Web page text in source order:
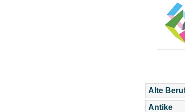
Alte
Antike